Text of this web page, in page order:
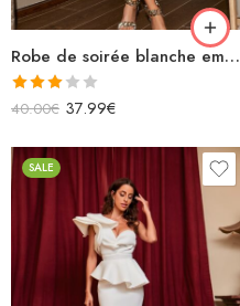
Robe de soirée blanche empire trapèze manches longues grande taille
Note
sur 5
40.00€ 37.99€
SALE